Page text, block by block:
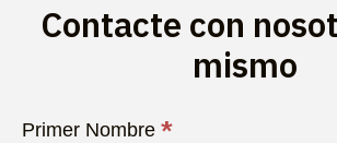
Contacte con
mismo
Contacta
Primer Nombre *